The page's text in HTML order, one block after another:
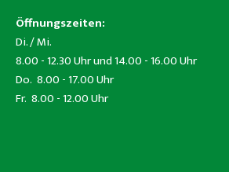
Öffnungszeiten:
Di. / Mi.
8.00 - 12.30 Uhr und 14.00 - 16.00 Uhr
Do. 8.00 - 17.00 Uhr
Fr. 8.00 - 12.00 Uhr